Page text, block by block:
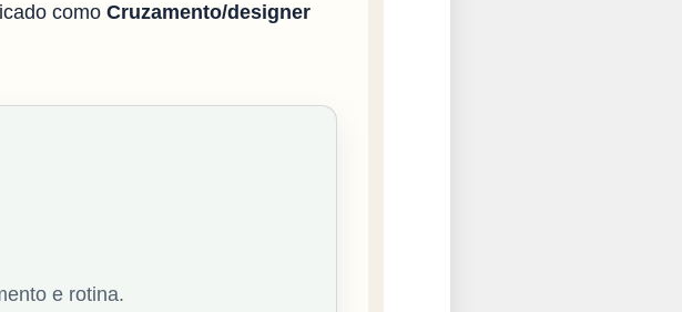
como Cruzamento/designer
e rotina.